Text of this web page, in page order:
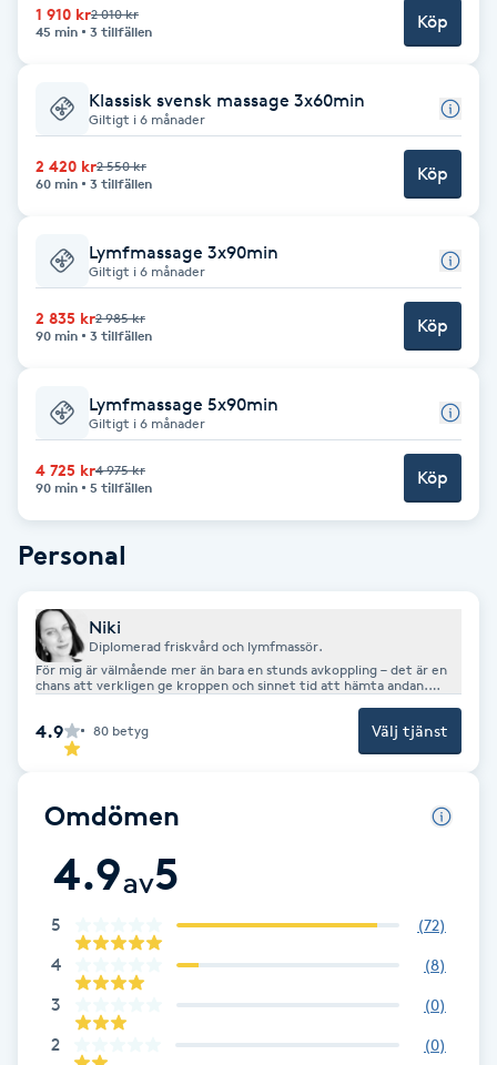
Coachning
Dermapen
Diamantslipning
Enzympeeling
Extensions
Extensions borttagning
Eyeliner-tatuering
Face framing
Fibromassage
1 910 kr2 010 kr
45 min
3 tillfällen Köp
Klassisk svensk massage 3x60min
Giltigt i 6 månader
2 420 kr2 550 kr
60 min
3 tillfällen Köp
Lymfmassage 3x90min
Giltigt i 6 månader
2 835 kr2 985 kr
90 min
3 tillfällen Köp
Lymfmassage 5x90min
Giltigt i 6 månader
4 725 kr4 975 kr
90 min
5 tillfällen Köp
Personal
Niki
Diplomerad friskvård och lymfmassör.
För mig är välmående mer än bara en stunds avkoppling – det är en
chans att verkligen ge kroppen och sinnet tid att hämta andan.
flödet och skapa mer balans i vardagen. Jag brinner för att
människor ska må bra, och varje behandling är en möjlighet att ge
just den stunden av lättnad, lugn och ny energi.
4.9 80 betyg Välj tjänst
Omdömen
4.9av5
5 (72)
4 (8)
3 (0)
2 (0)